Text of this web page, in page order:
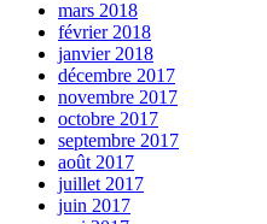
mars 2018
février 2018
janvier 2018
décembre 2017
novembre 2017
octobre 2017
septembre 2017
août 2017
juillet 2017
juin 2017